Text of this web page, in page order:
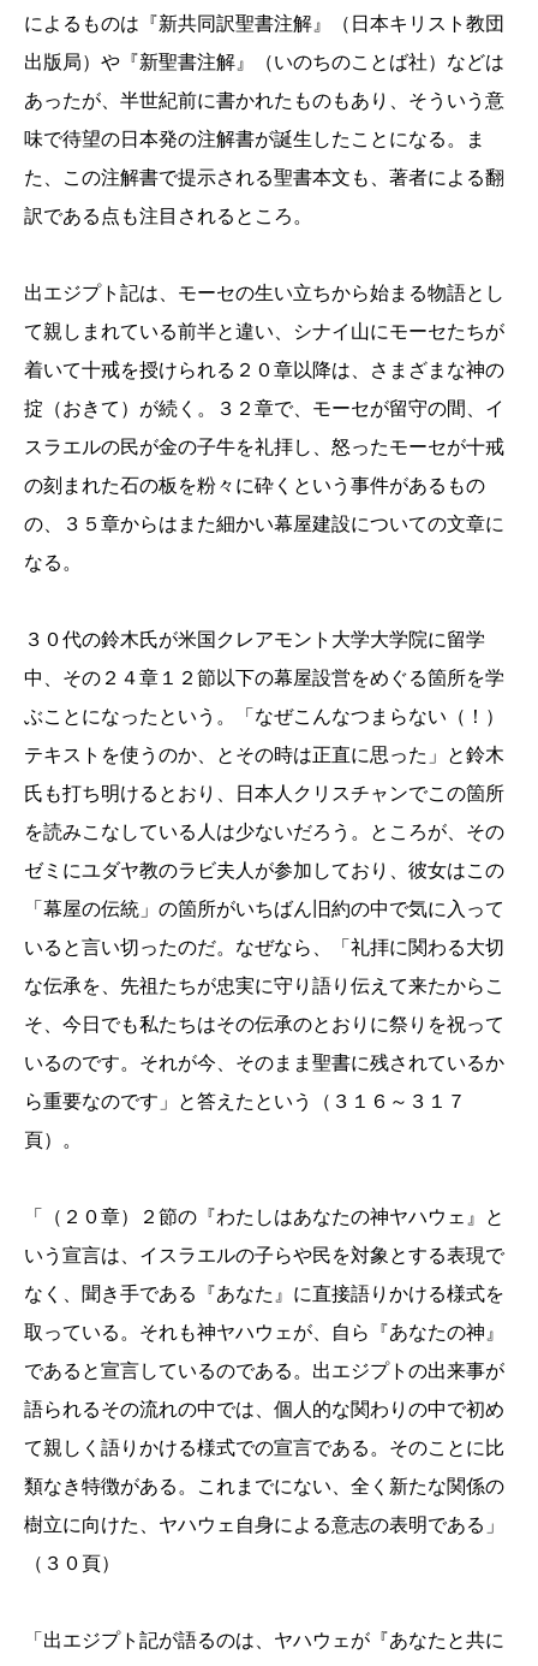
によるものは『新共同訳聖書注解』（日本キリスト教団
出版局）や『新聖書注解』（いのちのことば社）などは
あったが、半世紀前に書かれたものもあり、そういう意
味で待望の日本発の注解書が誕生したことになる。ま
た、この注解書で提示される聖書本文も、著者による翻
訳である点も注目されるところ。
出エジプト記は、モーセの生い立ちから始まる物語とし
て親しまれている前半と違い、シナイ山にモーセたちが
着いて十戒を授けられる２０章以降は、さまざまな神の
掟（おきて）が続く。３２章で、モーセが留守の間、イ
スラエルの民が金の子牛を礼拝し、怒ったモーセが十戒
の刻まれた石の板を粉々に砕くという事件があるもの
の、３５章からはまた細かい幕屋建設についての文章に
なる。
３０代の鈴木氏が米国クレアモント大学大学院に留学
中、その２４章１２節以下の幕屋設営をめぐる箇所を学
ぶことになったという。「なぜこんなつまらない（！）
テキストを使うのか、とその時は正直に思った」と鈴木
氏も打ち明けるとおり、日本人クリスチャンでこの箇所
を読みこなしている人は少ないだろう。ところが、その
ゼミにユダヤ教のラビ夫人が参加しており、彼女はこの
「幕屋の伝統」の箇所がいちばん旧約の中で気に入って
いると言い切ったのだ。なぜなら、「礼拝に関わる大切
な伝承を、先祖たちが忠実に守り語り伝えて来たからこ
そ、今日でも私たちはその伝承のとおりに祭りを祝って
いるのです。それが今、そのまま聖書に残されているか
ら重要なのです」と答えたという（３１６～３１７
頁）。
「（２０章）２節の『わたしはあなたの神ヤハウェ』と
いう宣言は、イスラエルの子らや民を対象とする表現で
なく、聞き手である『あなた』に直接語りかける様式を
取っている。それも神ヤハウェが、自ら『あなたの神』
であると宣言しているのである。出エジプトの出来事が
語られるその流れの中では、個人的な関わりの中で初め
て親しく語りかける様式での宣言である。そのことに比
類なき特徴がある。これまでにない、全く新たな関係の
樹立に向けた、ヤハウェ自身による意志の表明である」
（３０頁）
「出エジプト記が語るのは、ヤハウェが『あなたと共に